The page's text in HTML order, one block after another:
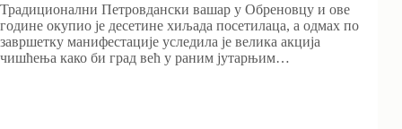
Традиционални Петровдански вашар у Обреновцу и ове
године окупио је десетине хиљада посетилаца, а одмах по
завршетку манифестације уследила је велика акција
чишћења како би град већ у раним јутарњим…